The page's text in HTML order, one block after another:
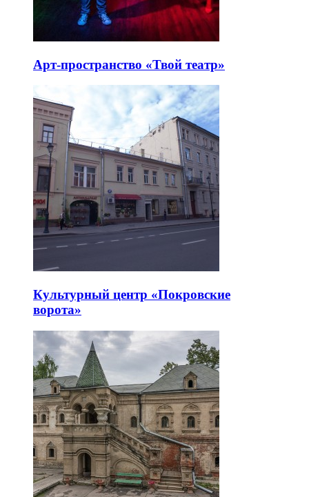
Арт-пространство «Твой театр»
Культурный центр «Покровские
ворота»